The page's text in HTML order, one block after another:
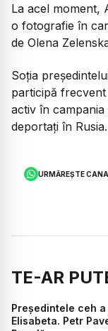
La acel moment,
o fotografie în
de Olena
Soția
participă frecvent
activ în
deportați în Rusia.
URMĂREȘTE
TE-AR
Președintele ceh
Elisabeta. Petr